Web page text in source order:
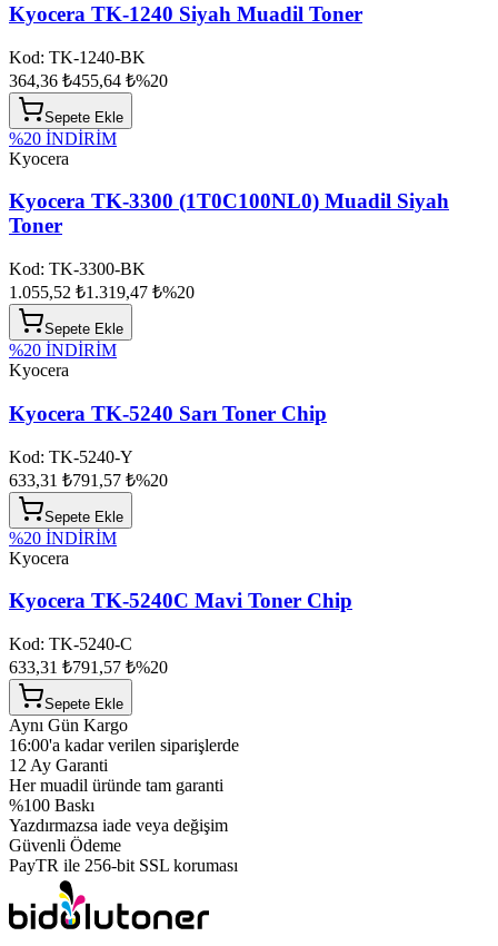
Kyocera TK-1240 Siyah Muadil Toner
Kod: TK-1240-BK
364,36 ₺455,64 ₺%20
Sepete Ekle
%20 İNDİRİM
Kyocera
Kyocera TK-3300 (1T0C100NL0) Muadil Siyah
Toner
Kod: TK-3300-BK
1.055,52 ₺1.319,47 ₺%20
Sepete Ekle
%20 İNDİRİM
Kyocera
Kyocera TK-5240 Sarı Toner Chip
Kod: TK-5240-Y
633,31 ₺791,57 ₺%20
Sepete Ekle
%20 İNDİRİM
Kyocera
Kyocera TK-5240C Mavi Toner Chip
Kod: TK-5240-C
633,31 ₺791,57 ₺%20
Sepete Ekle
Aynı Gün Kargo
16:00'a kadar verilen siparişlerde
12 Ay Garanti
Her muadil üründe tam garanti
%100 Baskı
Yazdırmazsa iade veya değişim
Güvenli Ödeme
PayTR ile 256-bit SSL koruması